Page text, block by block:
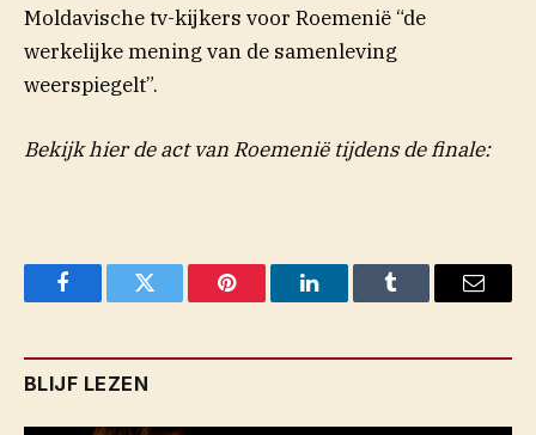
Moldavische tv-kijkers voor Roemenië “de
werkelijke mening van de samenleving
weerspiegelt”.
Bekijk hier de act van Roemenië tijdens de finale:
FacebookTwitter Pinterest LinkedInTumblr Email
BLIJF LEZEN